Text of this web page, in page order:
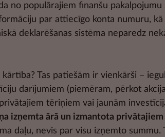
no populārajiem finanšu
par attiecīgo konta numuru,
deklarēšanas sistēma neparedz
Tas patiešām ir vienkārši –
darījumiem (piemēram, pērkot
tēriņiem vai jaunām
izņemta ārā un izmantota
daļu, nevis par visu izņemto